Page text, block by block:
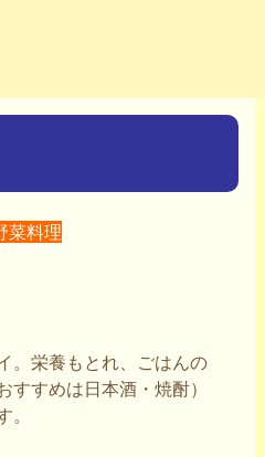
菜料理
。栄養もとれ、ごはんの
すすめは日本酒・焼酎）